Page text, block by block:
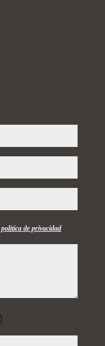
política de privacidad